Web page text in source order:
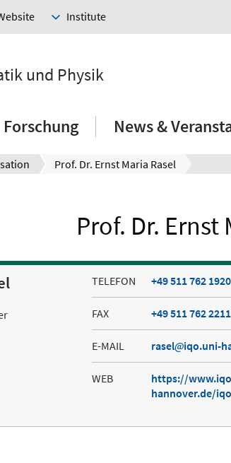
Institute
und Physik
Forschung News &
Prof. Dr. Ernst Maria Rasel
Prof. Dr. Ernst
TELEFON +49 511 762
FAX +49 511 762 2211
E-MAIL rasel iqo.uni-
WEB
https://
hannover.de/